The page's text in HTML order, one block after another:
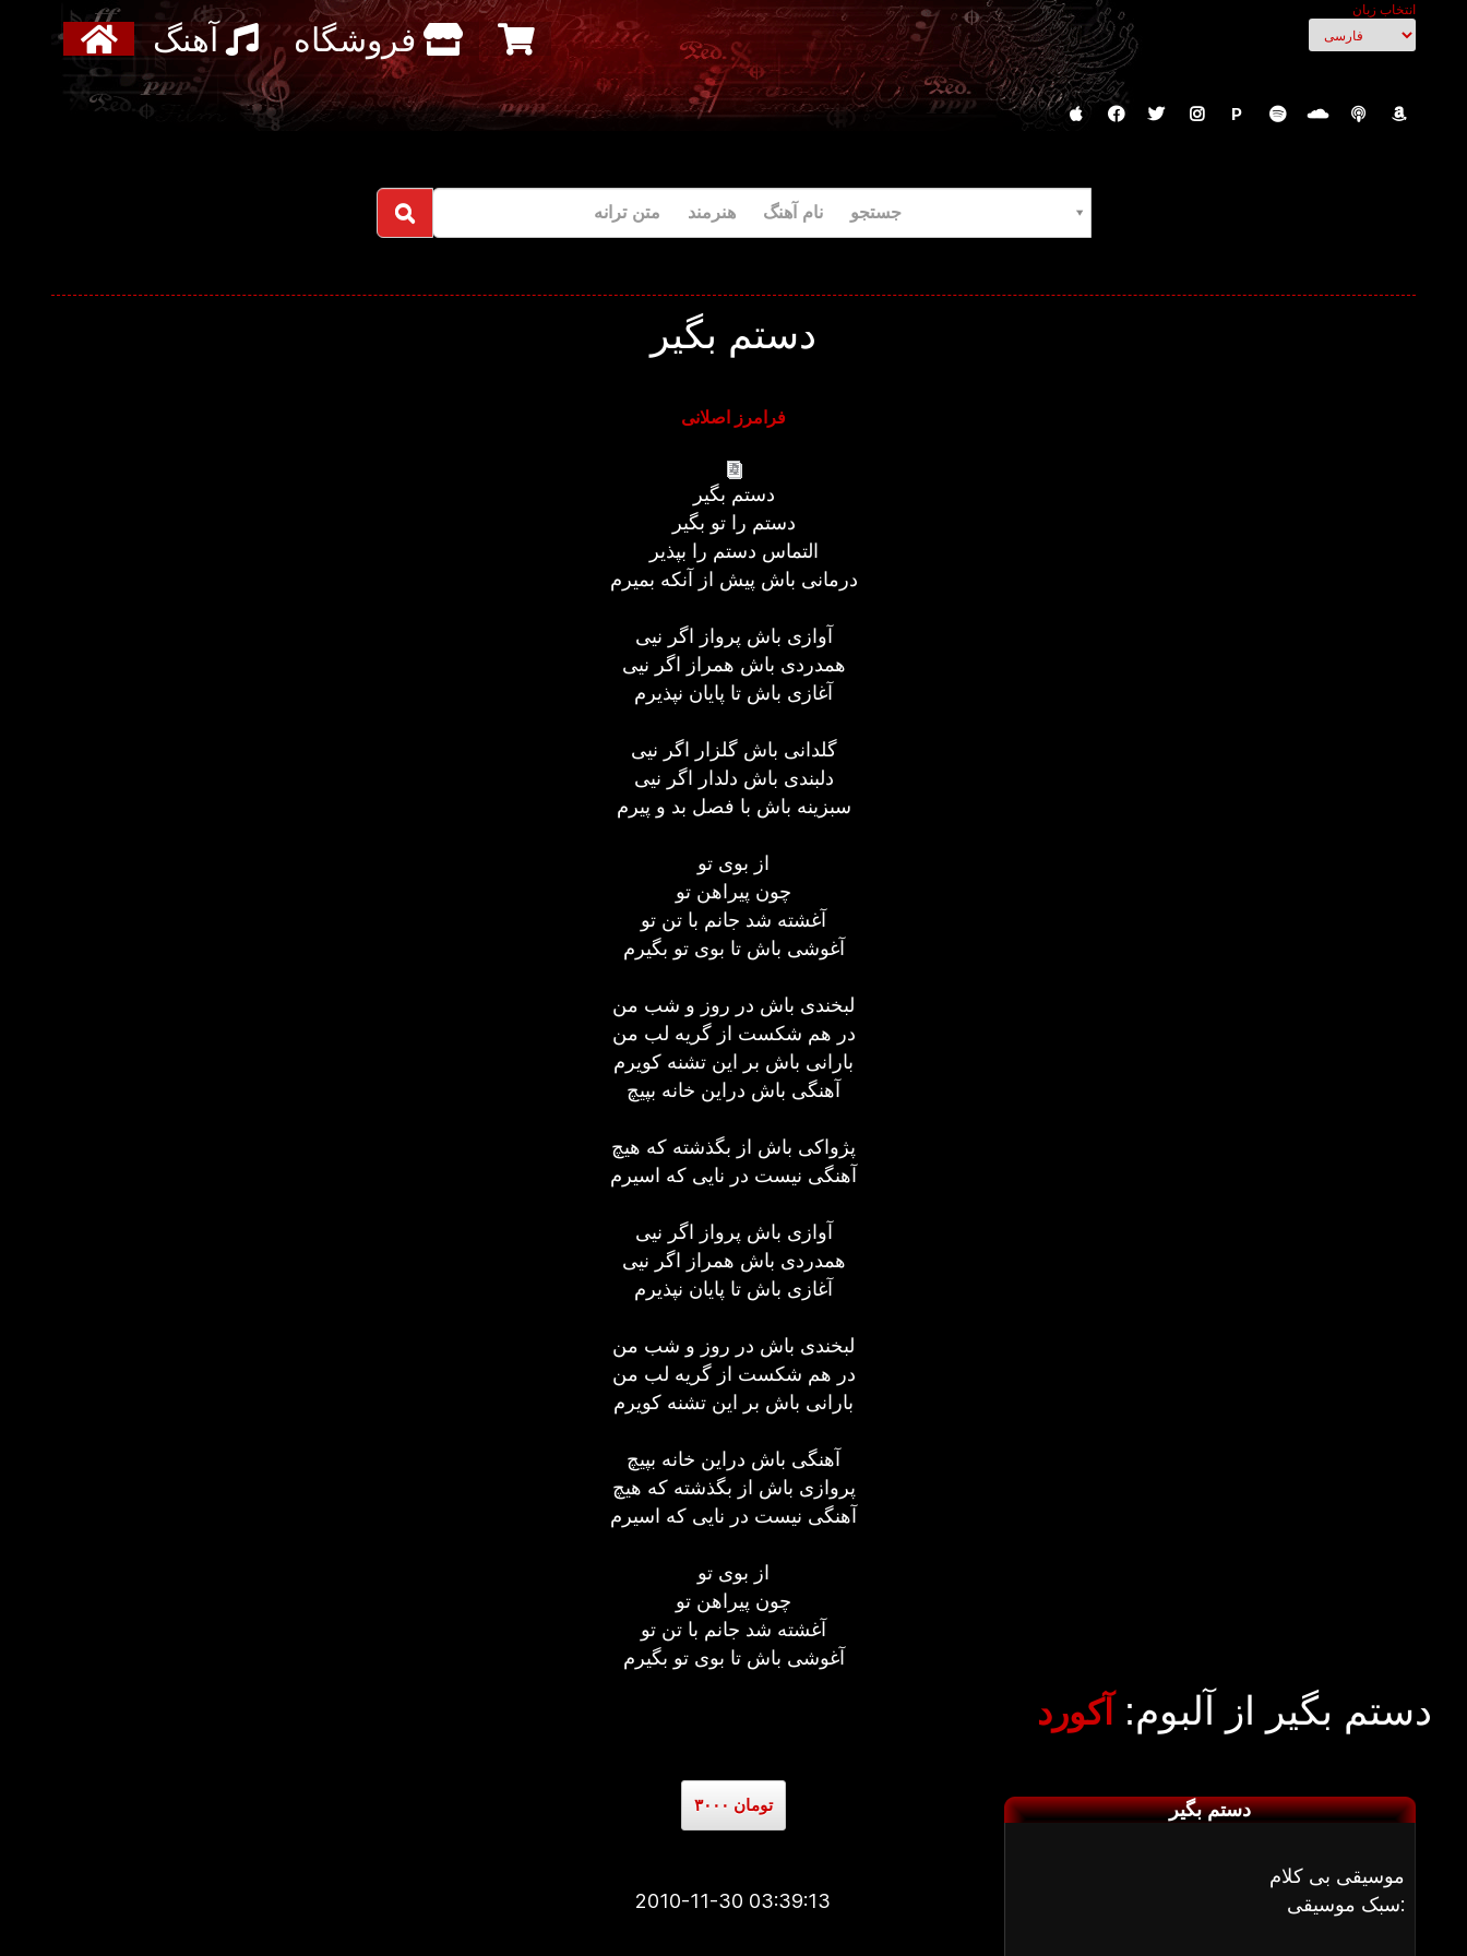
انتخاب زبان
آهنگ فروشگاه
P
جستجو نام آهنگ هنرمند متن ترانه
دستم بگیر
فرامرز اصلانی
دستم بگیر
دستم را تو بگیر
التماس دستم را بپذیر
درمانی باش پیش از آنکه بمیرم
آوازی باش پرواز اگر نیی
همدردی باش همراز اگر نیی
آغازی باش تا پایان نپذیرم
گلدانی باش گلزار اگر نیی
دلبندی باش دلدار اگر نیی
سبزینه باش با فصل بد و پیرم
از بوی تو
چون پیراهن تو
آغشته شد جانم با تن تو
آغوشی باش تا بوی تو بگیرم
لبخندی باش در روز و شب من
در هم شکست از گریه لب من
بارانی باش بر این تشنه کویرم
آهنگی باش دراین خانه بپیچ
پژواکی باش از بگذشته که هیچ
آهنگی نیست در نایی که اسیرم
آوازی باش پرواز اگر نیی
همدردی باش همراز اگر نیی
آغازی باش تا پایان نپذیرم
لبخندی باش در روز و شب من
در هم شکست از گریه لب من
بارانی باش بر این تشنه کویرم
آهنگی باش دراین خانه بپیچ
پروازی باش از بگذشته که هیچ
آهنگی نیست در نایی که اسیرم
از بوی تو
چون پیراهن تو
آغشته شد جانم با تن تو
آغوشی باش تا بوی تو بگیرم
دستم بگیر از آلبوم: آکورد
۳۰۰۰ تومان
2010-11-30 03:39:13
دستم بگیر
موسیقی بی کلام
سبک موسیقی: